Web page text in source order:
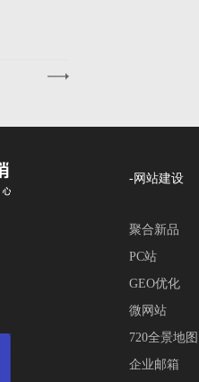
-网站建设
聚合新品
PC站
GEO优化
微网站
720全景地图
企业邮箱